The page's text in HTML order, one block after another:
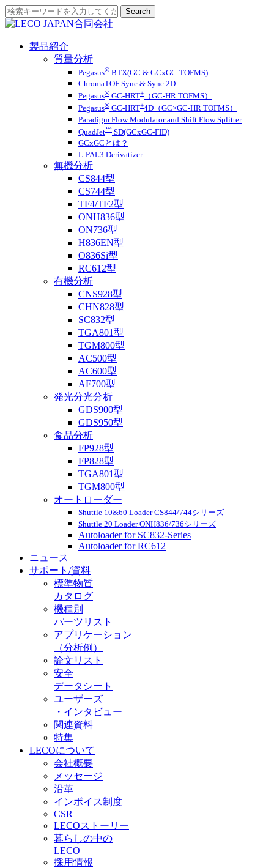
製品紹介
質量分析
Pegasus® BTX(GC & GCxGC-TOFMS)
ChromaTOF Sync & Sync 2D
Pegasus® GC-HRT+
（GC-HR TOFMS）
Pegasus® GC-HRT+4D（GC×GC-HR TOFMS）
Paradigm Flow Modulator and Shift Flow Splitter
QuadJet™ SD(GCxGC-FID)
GCxGCとは？
L-PAL3 Derivatizer
無機分析
CS844型
CS744型
TF4/TF2型
ONH836型
ON736型
H836EN型
O836Si型
RC612型
有機分析
CNS928型
CHN828型
SC832型
TGA801型
TGM800型
AC500型
AC600型
AF700型
発光分光分析
GDS900型
GDS950型
食品分析
FP928型
FP828型
TGA801型
TGM800型
オートローダー
Shuttle 10&60 Loader CS844/744シリーズ
Shuttle 20 Loader ONH836/736シリーズ
Autoloader for SC832-Series
Autoloader for RC612
ニュース
サポート/資料
標準物質
カタログ
機種別
パーツリスト
アプリケーション
（分析例）
論文リスト
安全
データシート
ユーザーズ
・インタビュー
関連資料
特集
LECOについて
会社概要
メッセージ
沿革
インボイス制度
CSR
LECOストーリー
暮らしの中の
LECO
採用情報